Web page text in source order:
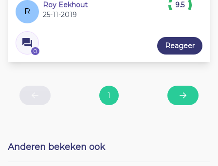
R
Roy Eekhout
25-11-2019
0
9.5
Reageer
1 Next
Anderen bekeken ook